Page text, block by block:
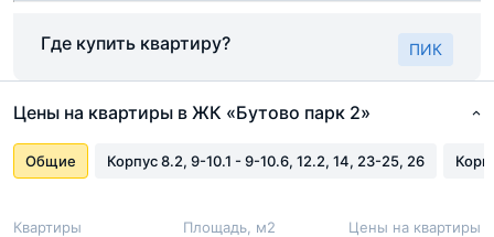
Где купить квартиру? ПИК
Цены на квартиры в ЖК «Бутово парк 2»
Общие Корпус 8.2, 9-10.1 - 9-10.6, 12.2, 14, 23-25, 26
Квартиры Площадь, м2 Цены на квартиры